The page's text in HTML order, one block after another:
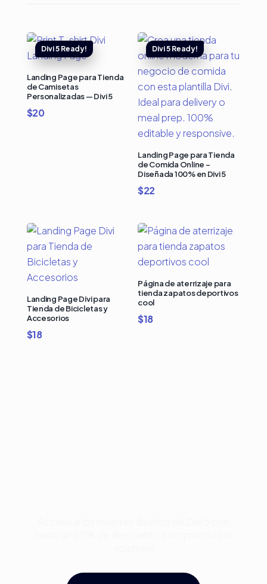
Landing Page para Tienda
de Camisetas
Personalizadas — Divi 5
$20
Landing Page para Tienda
de Comida Online –
Diseñada 100% en Divi 5
$22
Landing Page Divi para
Tienda de Bicicletas y
Accesorios
$18
Página de aterrizaje para
tienda zapatos deportivos
cool
$18